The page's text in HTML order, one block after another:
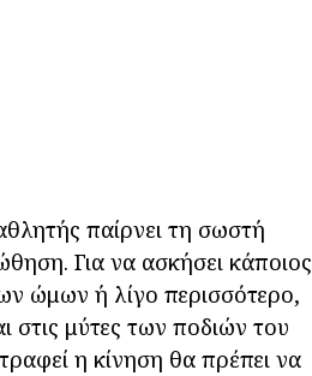
παίρνει τη σωστή
Για να ασκήσει κάποιος
ώμων ή λίγο περισσότερο,
στις μύτες των ποδιών του
η κίνηση θα πρέπει να